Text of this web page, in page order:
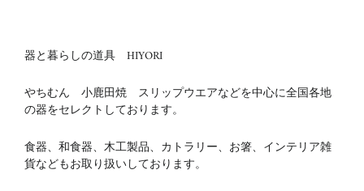
器と暮らしの道具 HIYORI
やちむん 小鹿田焼 スリップウエアなどを中心に全国各地
の器をセレクトしております。
食器、和食器、木工製品、カトラリー、お箸、インテリア雑
貨などもお取り扱いしております。